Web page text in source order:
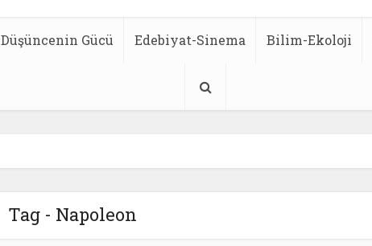
Düşüncenin Gücü Edebiyat-Sinema Bilim-Ekoloji
Tag - Napoleon